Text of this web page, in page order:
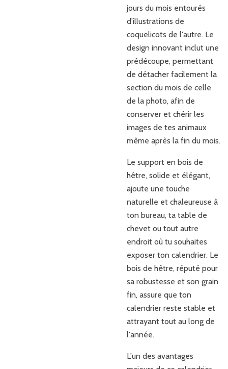
jours du mois entourés
d'illustrations de
coquelicots de l'autre. Le
design innovant inclut une
prédécoupe, permettant
de détacher facilement la
section du mois de celle
de la photo, afin de
conserver et chérir les
images de tes animaux
même après la fin du mois.
Le support en bois de
hêtre, solide et élégant,
ajoute une touche
naturelle et chaleureuse à
ton bureau, ta table de
chevet ou tout autre
endroit où tu souhaites
exposer ton calendrier. Le
bois de hêtre, réputé pour
sa robustesse et son grain
fin, assure que ton
calendrier reste stable et
attrayant tout au long de
l'année.
L'un des avantages